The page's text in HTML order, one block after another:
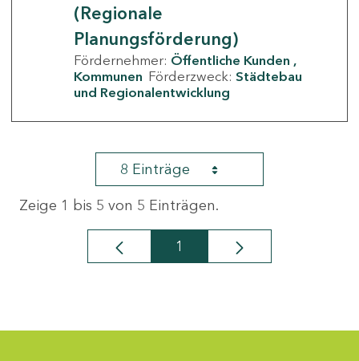
(Regionale
Planungsförderung)
Fördernehmer: Öffentliche Kunden
Kommunen Förderzweck: Städtebau
und Regionalentwicklung
8 Einträge
Zeige 1 bis 5 von 5 Einträgen.
Seite
1